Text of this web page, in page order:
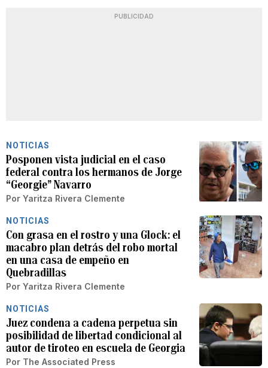
PUBLICIDAD
NOTICIAS
Posponen vista judicial en el caso
federal contra los hermanos de Jorge
“Georgie” Navarro
Por Yaritza Rivera Clemente
NOTICIAS
Con grasa en el rostro y una Glock: el
macabro plan detrás del robo mortal
en una casa de empeño en
Quebradillas
Por Yaritza Rivera Clemente
NOTICIAS
Juez condena a cadena perpetua sin
posibilidad de libertad condicional al
autor de tiroteo en escuela de Georgia
Por The Associated Press